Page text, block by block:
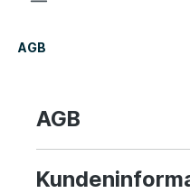
AGB
AGB